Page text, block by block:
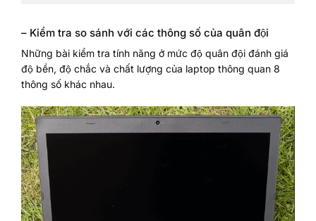
– Kiểm tra so sánh với các thông số của quân đội
Những bài kiểm tra tính năng ở mức độ quân đội đánh giá
độ bền, độ chắc và chất lượng của laptop thông quan 8
thông số khác nhau.